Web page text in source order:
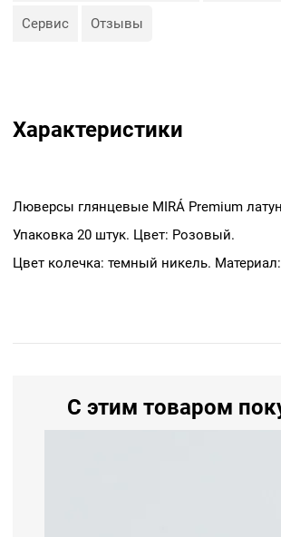
Сервис Отзывы
Характеристики
Люверсы глянцевые MIRÁ Premium
Упаковка 20 штук. Цвет: Розовый.
Цвет колечка: темный никель.
С этим товаром